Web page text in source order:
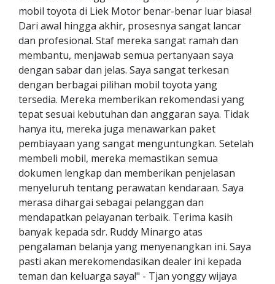
mobil toyota di Liek Motor benar-benar luar biasa!
Dari awal hingga akhir, prosesnya sangat lancar
dan profesional. Staf mereka sangat ramah dan
membantu, menjawab semua pertanyaan saya
dengan sabar dan jelas. Saya sangat terkesan
dengan berbagai pilihan mobil toyota yang
tersedia. Mereka memberikan rekomendasi yang
tepat sesuai kebutuhan dan anggaran saya. Tidak
hanya itu, mereka juga menawarkan paket
pembiayaan yang sangat menguntungkan. Setelah
membeli mobil, mereka memastikan semua
dokumen lengkap dan memberikan penjelasan
menyeluruh tentang perawatan kendaraan. Saya
merasa dihargai sebagai pelanggan dan
mendapatkan pelayanan terbaik. Terima kasih
banyak kepada sdr. Ruddy Minargo atas
pengalaman belanja yang menyenangkan ini. Saya
pasti akan merekomendasikan dealer ini kepada
teman dan keluarga saya!" - Tjan yonggy wijaya